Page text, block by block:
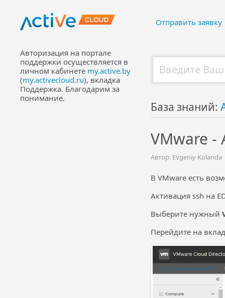
Отправить заявку
Авторизация на портале
поддержки осуществляется в
личном кабинете my.active.by
(my.activecloud.ru), вкладка
Поддержка. Благодарим за
понимание.
База знаний:
VMware -
Автор: Evgeniy Kolanda
В VMware есть
Активация ssh на
Выберите нужный
Перейдите на